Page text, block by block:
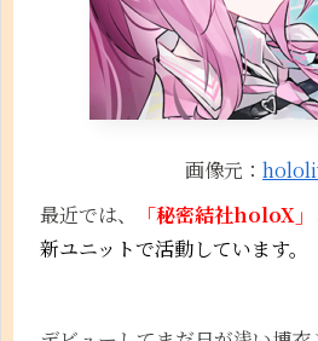
画像元：
最近では、
「秘密結社holoX」
新ユニットで活動しています。